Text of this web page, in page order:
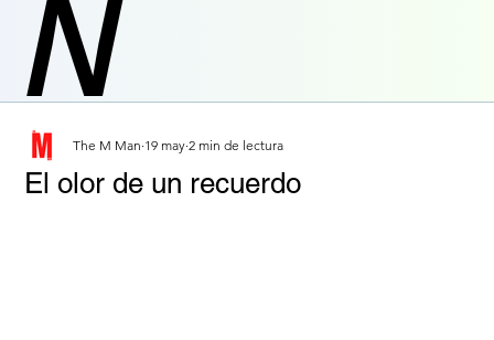
N
El olor de un recuerdo
The M Man 19 may 2 min de lectura